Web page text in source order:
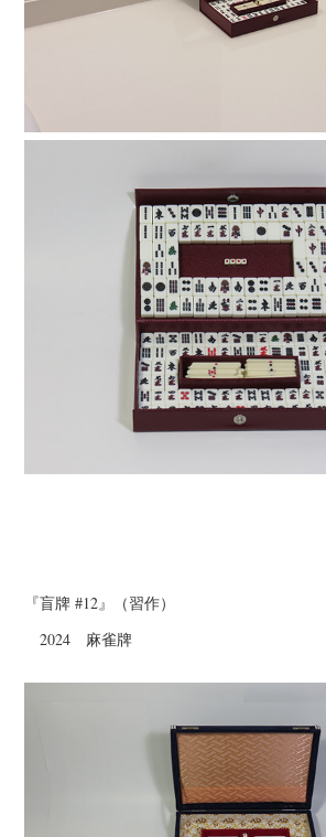
『盲牌 #12』（習作）
2024 麻雀牌